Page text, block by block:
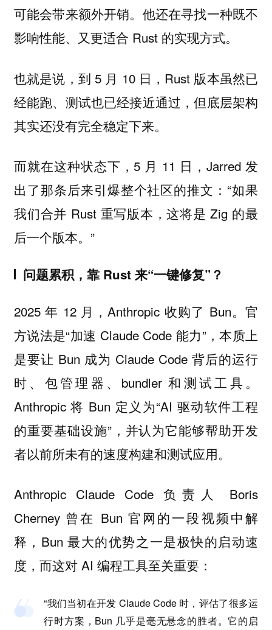
可能会带来额外开销。他还在寻找一种既不
影响性能、又更适合 Rust 的实现方式。
也就是说，到 5 月 10 日，Rust 版本虽然已
经能跑、测试也已经接近通过，但底层架构
其实还没有完全稳定下来。
而就在这种状态下，5 月 11 日，Jarred 发
出了那条后来引爆整个社区的推文：“如果
我们合并 Rust 重写版本，这将是 Zig 的最
后一个版本。”
问题累积，靠 Rust 来“一键修复”？
2025 年 12 月，Anthropic 收购了 Bun。官
方说法是“加速 Claude Code 能力”，本质上
是要让 Bun 成为 Claude Code 背后的运行
时、包管理器、bundler 和测试工具。
Anthropic 将 Bun 定义为“AI 驱动软件工程
的重要基础设施”，并认为它能够帮助开发
者以前所未有的速度构建和测试应用。
Anthropic Claude Code 负责人 Boris
Cherney 曾在 Bun 官网的一段视频中解
释，Bun 最大的优势之一是极快的启动速
度，而这对 AI 编程工具至关重要：
“我们当初在开发 Claude Code 时，评估了很多运
行时方案，Bun 几乎是毫无悬念的胜者。它的启